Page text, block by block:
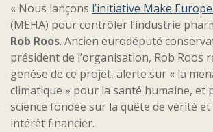
« Nous lançons l’initiative Make
(MEHA) pour contrôler l’industrie
Rob Roos. Ancien eurodéputé
président de l’organisation, Rob Roos
genèse de ce projet, alerte sur « la
climatique » pour la santé humaine, et
science fondée sur la quête de vérité
intérêt financier.